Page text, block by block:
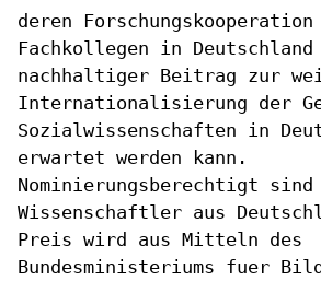
deren
Fachkollegen in
nachhaltiger Beitrag zur
Internationalisierung der
Sozialwissenschaften in
erwartet werden kann.
Nominierungsberechtigt sind
Wissenschaftler aus
Preis wird aus Mitteln des
Bundesministeriums fuer